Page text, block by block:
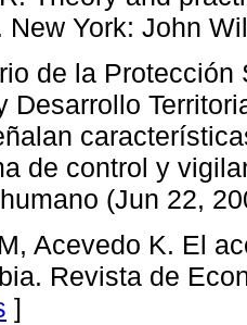
New York: John
de la
Desarrollo
de control y
(Jun 22,
Acevedo K. El
Revista de
]